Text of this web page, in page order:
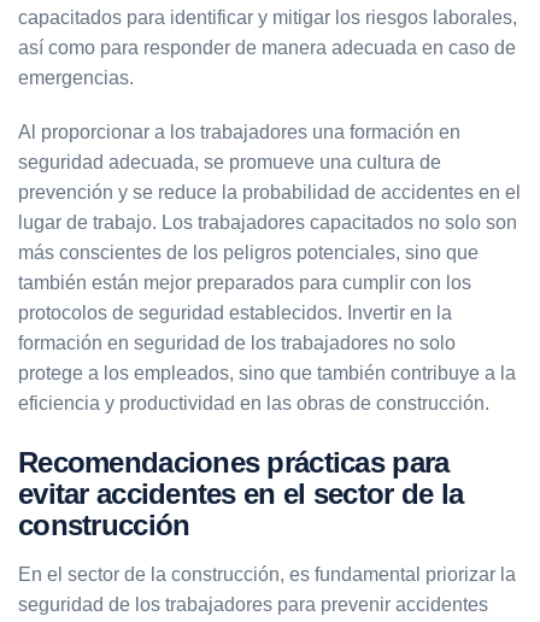
capacitados para identificar y mitigar los riesgos laborales,
así como para responder de manera adecuada en caso de
emergencias.
Al proporcionar a los trabajadores una formación en
seguridad adecuada, se promueve una cultura de
prevención y se reduce la probabilidad de accidentes en el
lugar de trabajo. Los trabajadores capacitados no solo son
más conscientes de los peligros potenciales, sino que
también están mejor preparados para cumplir con los
protocolos de seguridad establecidos. Invertir en la
formación en seguridad de los trabajadores no solo
protege a los empleados, sino que también contribuye a la
eficiencia y productividad en las obras de construcción.
Recomendaciones prácticas para
evitar accidentes en el sector de la
construcción
En el sector de la construcción, es fundamental priorizar la
seguridad de los trabajadores para prevenir accidentes